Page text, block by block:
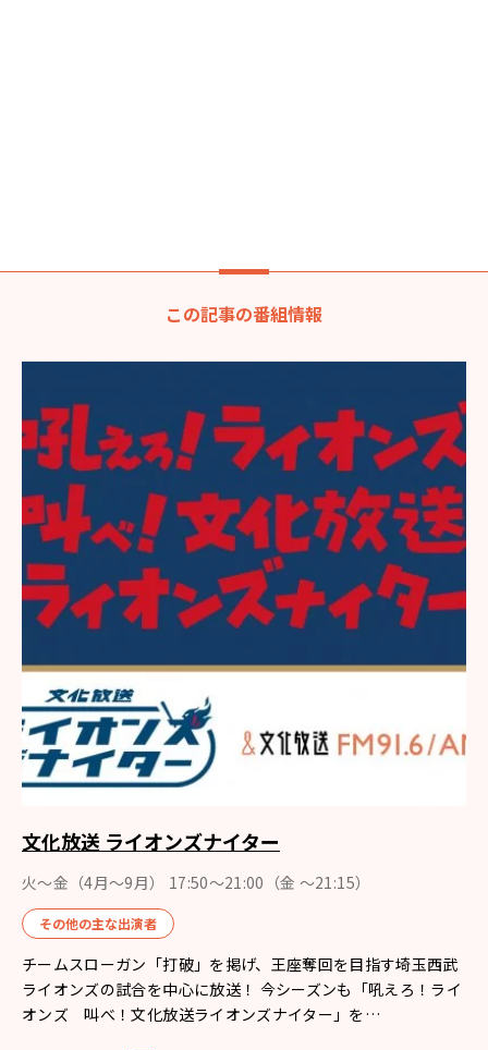
この記事の番組情報
文化放送 ライオンズナイター
火～金（4月〜9月） 17:50～21:00（金 ～21:15）
その他の主な出演者
チームスローガン「打破」を掲げ、王座奪回を目指す埼玉西武
ライオンズの試合を中心に放送！ 今シーズンも「吼えろ！ライ
オンズ 叫べ！文化放送ライオンズナイター」を…